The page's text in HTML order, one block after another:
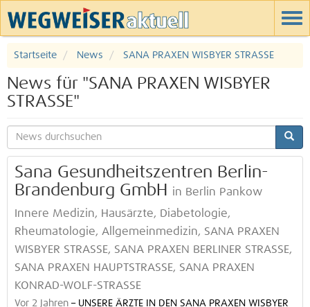
Startseite News SANA PRAXEN WISBYER STRASSE
News für "SANA PRAXEN WISBYER
STRASSE"
Sana Gesundheitszentren Berlin-
Brandenburg GmbH
in Berlin Pankow
Innere Medizin, Hausärzte, Diabetologie,
Rheumatologie, Allgemeinmedizin, SANA PRAXEN
WISBYER STRASSE, SANA PRAXEN BERLINER STRASSE,
SANA PRAXEN HAUPTSTRASSE, SANA PRAXEN
KONRAD-WOLF-STRASSE
Vor 2 Jahren – UNSERE ÄRZTE IN DEN SANA PRAXEN WISBYER